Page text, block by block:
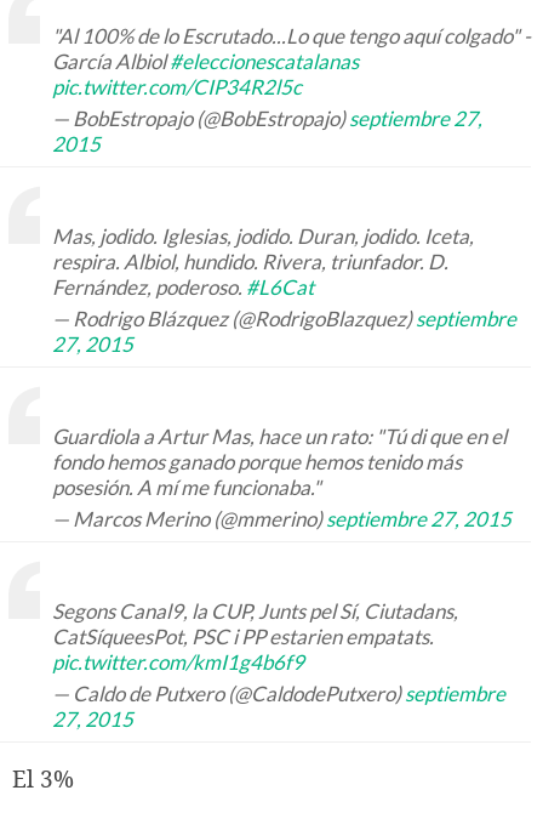
"Al 100% de lo Escrutado...Lo que tengo aquí colgado" -
García Albiol#eleccionescatalanas
pic.twitter.com/CIP34R2l5c
— BobEstropajo (@BobEstropajo)septiembre 27,
2015
Mas, jodido. Iglesias, jodido. Duran, jodido. Iceta,
respira. Albiol, hundido. Rivera, triunfador. D.
Fernández, poderoso. #L6Cat
— Rodrigo Blázquez (@RodrigoBlazquez)septiembre
27, 2015
Guardiola a Artur Mas, hace un rato: "Tú di que en el
fondo hemos ganado porque hemos tenido más
posesión. A mí me funcionaba."
— Marcos Merino (@mmerino)septiembre 27, 2015
Segons Canal9, la CUP, Junts pel Sí, Ciutadans,
CatSíqueesPot, PSC i PP estarien empatats.
pic.twitter.com/kmI1g4b6f9
— Caldo de Putxero (@CaldodePutxero)septiembre
27, 2015
El 3%